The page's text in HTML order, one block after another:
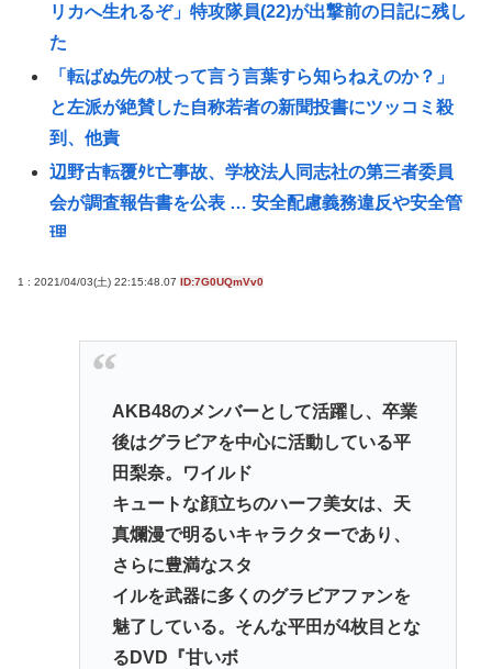
リカへ生れるぞ」特攻隊員(22)が出撃前の日記に残し
た
「転ばぬ先の杖って言う言葉すら知らねえのか？」
と左派が絶賛した自称若者の新聞投書にツッコミ殺
到、他責
辺野古転覆ﾀﾋ亡事故、学校法人同志社の第三者委員
会が調査報告書を公表 … 安全配慮義務違反や安全管
理
〈満員山手線にベビーカーで炎上〉「折りたたまず
乗車できる」はずなのに…JR東日本が示した見解
マチアプ女と会ってきたんやが職業詐称して病気も
隠してたんやが
【悲報】38歳男性、交際相手と海岸を散歩中に波に
さらわれ死亡
【最新画像】雛形あきこ(48)、22年ぶり写真集発売！
お●ぱいは健在だった！
逆台風発生東から西へ！関東上陸し鳥取島根九州
へ！温暖化車カスのせいで気象がシッチャカメッチ
1 : 2021/04/03(土) 22:15:48.07 ID:7G0UQmVv0
AKB48のメンバーとして活躍し、卒業
後はグラビアを中心に活動している平
田梨奈。ワイルド
キュートな顔立ちのハーフ美女は、天
真爛漫で明るいキャラクターであり、
さらに豊満なスタ
イルを武器に多くのグラビアファンを
魅了している。そんな平田が4枚目とな
るDVD『甘いボ